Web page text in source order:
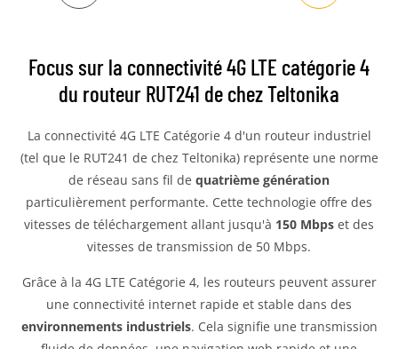
Focus sur la connectivité 4G LTE catégorie 4
du routeur RUT241 de chez Teltonika
La connectivité 4G LTE Catégorie 4 d'un routeur industriel
(tel que le RUT241 de chez Teltonika) représente une norme
de réseau sans fil de quatrième génération
particulièrement performante. Cette technologie offre des
vitesses de téléchargement allant jusqu'à 150 Mbps et des
vitesses de transmission de 50 Mbps.
Grâce à la 4G LTE Catégorie 4, les routeurs peuvent assurer
une connectivité internet rapide et stable dans des
environnements industriels. Cela signifie une transmission